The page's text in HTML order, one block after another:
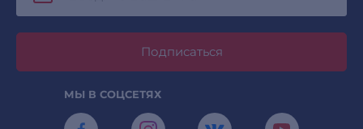
Подписаться
МЫ В СОЦСЕТЯХ